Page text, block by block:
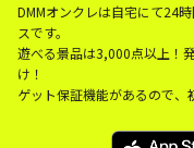
DMMオンクレは自宅にて24
スです。
遊べる景品は3,000点以上！
け！
ゲット保証機能があるので、